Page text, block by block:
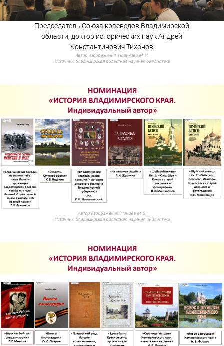
Председатель Союза краеведов Владимирской
области, доктор исторических наук Андрей
Константинович Тихонов
Автор изображения: Новикова М. И.
Источник: Владимирская областная научная библиотека
Автор изображения: Ионова М. Б.
Источник: Владимирская областная научная библиотека